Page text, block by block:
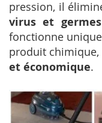
pression, il
virus et germes
fonctionne
produit
et économique.